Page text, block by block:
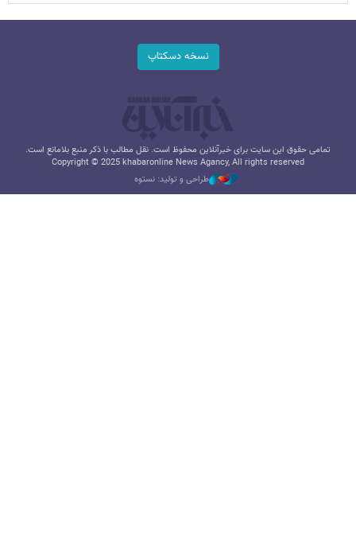
نسخه دسکتاپ
تمامی حقوق این سایت برای خبرآنلاین محفوظ است. نقل مطالب با ذکر منبع بلامانع است.
Copyright © 2025 khabaronline News Agancy, All rights reserved
طراحی و تولید: نستوه